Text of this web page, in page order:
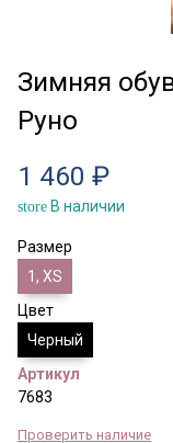
Зимняя
Руно
1 460 ₽
store В наличии
Размер
1, XS
Цвет
Черный
Артикул
7683
Проверить наличие